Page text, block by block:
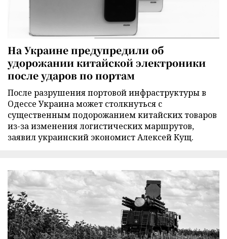
На Украине предупредили об
удорожании китайской электроники
после ударов по портам
После разрушения портовой инфраструктуры в
Одессе Украина может столкнуться с
существенным подорожанием китайских товаров
из-за изменения логистических маршрутов,
заявил украинский экономист Алексей Кущ.